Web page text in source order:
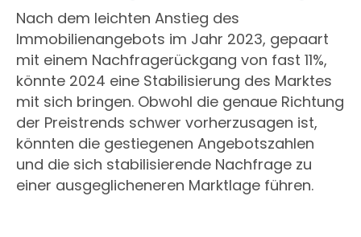
Nach dem leichten Anstieg des
Immobilienangebots im Jahr 2023, gepaart
mit einem Nachfragerückgang von fast 11%,
könnte 2024 eine Stabilisierung des Marktes
mit sich bringen. Obwohl die genaue Richtung
der Preistrends schwer vorherzusagen ist,
könnten die gestiegenen Angebotszahlen
und die sich stabilisierende Nachfrage zu
einer ausgeglicheneren Marktlage führen.